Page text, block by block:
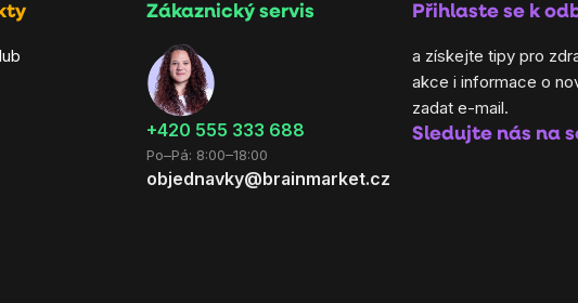
Zákaznický servis
‭+420 555 333 688
Po–Pá: 8:00–18:00
objednavky@brainmarket.cz
Přihlaste se k
a získejte tipy pro
akce i informace o
zadat e-mail.
Sledujte nás na